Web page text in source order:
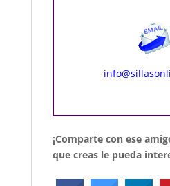
¡Comparte con ese
que creas le pueda